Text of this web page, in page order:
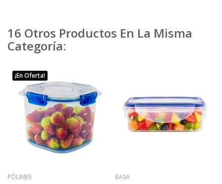
16 Otros Productos En La Misma
Categoría:
¡En Oferta!
PÓLIMES BASA